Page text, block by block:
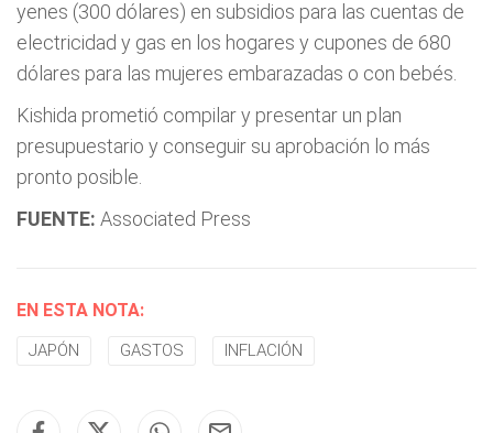
yenes (300 dólares) en subsidios para las cuentas de
electricidad y gas en los hogares y cupones de 680
dólares para las mujeres embarazadas o con bebés.
Kishida prometió compilar y presentar un plan
presupuestario y conseguir su aprobación lo más
pronto posible.
FUENTE: Associated Press
EN ESTA NOTA:
JAPÓN GASTOS INFLACIÓN